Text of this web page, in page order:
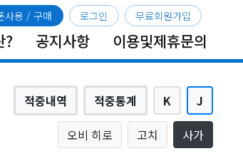
사용 / 구매 로그인 무료회원가입
? 공지사항 이용및제휴문의
적중내역 적중통계 K
J
오비 히로
고치 사가